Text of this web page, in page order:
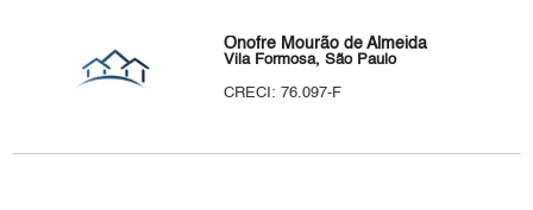
Onofre Mourão de Almeida
Vila Formosa, São Paulo
CRECI: 76.097-F